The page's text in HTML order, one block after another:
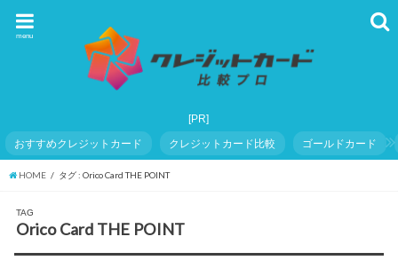
menu
おすすめクレジットカード クレジットカード比較 ゴールドカード
HOME タグ : Orico Card THE POINT
TAG
Orico Card THE POINT